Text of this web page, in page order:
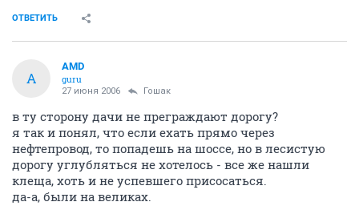
ОТВЕТИТЬ
A
AMD
guru
27 июня 2006 Гошак
в ту сторону дачи не преграждают дорогу?
я так и понял, что если ехать прямо через
нефтепровод, то попадешь на шоссе, но в лесистую
дорогу углубляться не хотелось - все же нашли
клеща, хоть и не успевшего присосаться.
да-а, были на великах.